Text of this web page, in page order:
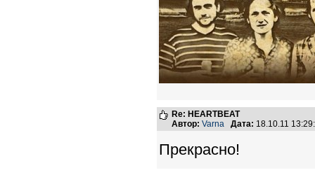
Re: HEARTBEAT
Автор: Varna Дата: 18.10.11
Прекрасно!